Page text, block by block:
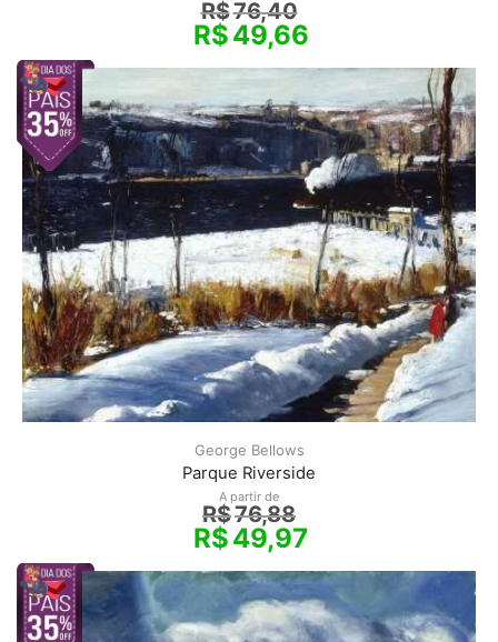
R$76,40
R$49,66
George Bellows
Parque Riverside
A partir de
R$76,88
R$49,97